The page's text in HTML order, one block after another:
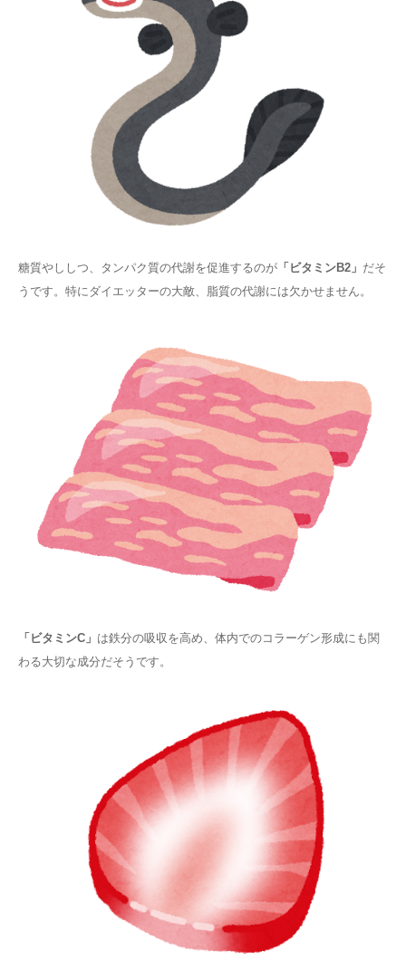
糖質やししつ、タンパク質の代謝を促進するのが 「ビタミンB2」 だそ
うです。特にダイエッターの大敵、脂質の代謝には欠かせません。
「ビタミンC」 は鉄分の吸収を高め、体内でのコラーゲン形成にも関
わる大切な成分だそうです。